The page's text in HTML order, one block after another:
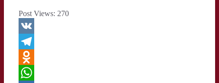
Post Views: 270
V
K
T
eO